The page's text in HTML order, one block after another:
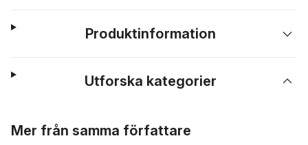
Produktinformation
Utforska kategorier
Mer från samma författare